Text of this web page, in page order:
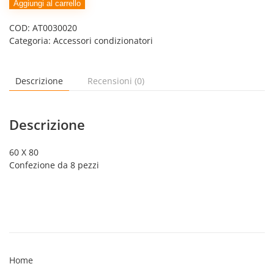
90°
Aggiungi al carrello
COD: AT0030020
Categoria: Accessori condizionatori
Descrizione Recensioni (0)
Descrizione
60 X 80
Confezione da 8 pezzi
Home